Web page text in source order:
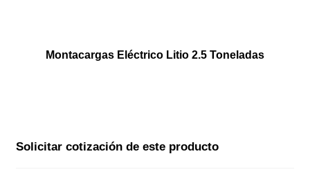
Montacargas Eléctrico Litio 2.5 Toneladas
Solicitar cotización de este producto